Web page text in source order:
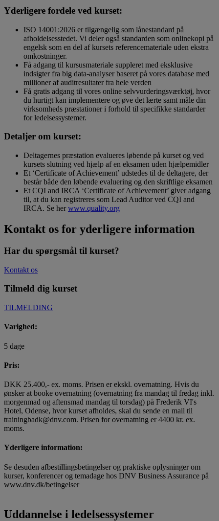
Yderligere fordele ved kurset:
ISO 14001:2026 er tilgængelig som lånestandard på
afholdelsesstedet. Vi deler også standarden som onlinekopi på
engelsk som en del af kursets referencemateriale uden ekstra
omkostninger.
Få adgang til kursusmateriale suppleret med eksklusive
indsigter fra big data-analyser baseret på vores database med
millioner af auditresultater fra hele verden
Få gratis adgang til vores online selvvurderingsværktøj, hvor
du hurtigt kan implementere og øve det lærte samt måle din
virksomheds præstationer i forhold til specifikke standarder
for ledelsessystemer.
Detaljer om kurset:
Deltagernes præstation evalueres løbende på kurset og ved
kursets slutning ved hjælp af en eksamen uden hjælpemidler
Et ‘Certificate of Achievement’ udstedes til de deltagere, der
består både den løbende evaluering og den skriftlige eksamen
Et CQI and IRCA ‘Certificate of Achievement’ giver adgang
til, at du kan registreres som Lead Auditor ved CQI and
IRCA. Se herwww.quality.org
Kontakt os for yderligere information
Har du spørgsmål til kurset?
Kontakt os
Tilmeld dig kurset
TILMELDING
Varighed:
5 dage
Pris:
DKK 25.400,- ex. moms. Prisen er ekskl. overnatning. Hvis du
ønsker at booke overnatning (overnatning fra mandag til fredag inkl.
morgenmad og aftensmad mandag til torsdag) på Frederik VI's
Hotel, Odense, hvor kurset afholdes, skal du sende en mail til
trainingbadk@dnv.com. Prisen for overnatning er 4400 kr. ex.
moms.
Yderligere information:
Se desuden afbestillingsbetingelser og praktiske oplysninger om
kurser, konferencer og temadage hos DNV Business Assurance på
www.dnv.dk/betingelser
Uddannelse i ledelsessystemer